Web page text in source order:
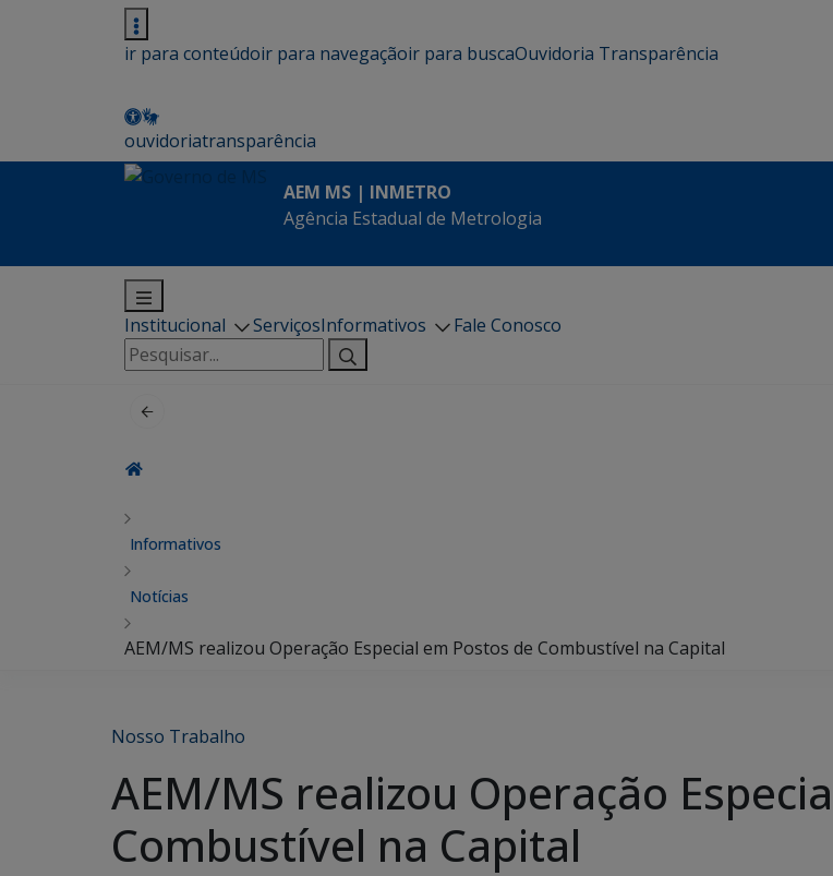
ir para conteúdoir para navegaçãoir para buscaOuvidoria Transparência
ouvidoriatransparência
AEM MS | INMETRO
Agência Estadual de Metrologia
Institucional ServiçosInformativos
Fale Conosco
Pesquisar
por:
Informativos
Notícias
AEM/MS realizou Operação Especial em Postos de Combustível na Capital
Nosso Trabalho
AEM/MS realizou Operação
Combustível na Capital